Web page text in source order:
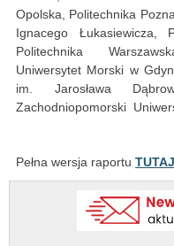
Opolska, Politechnika
Ignacego Łukasiewicza,
Politechnika
Uniwersytet Morski w
im. Jarosława
Zachodniopomorski
Pełna wersja raportu TUTAJ